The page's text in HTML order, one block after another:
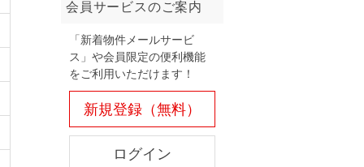
会員サービスのご案内
「新着物件メールサービ
ス」や会員限定の便利機能
をご利用いただけます！
新規登録（無料）
ログイン